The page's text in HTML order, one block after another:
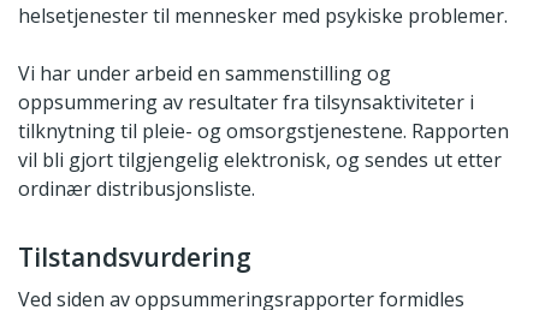
helsetjenester til mennesker med psykiske problemer.
Vi har under arbeid en sammenstilling og
oppsummering av resultater fra tilsynsaktiviteter i
tilknytning til pleie- og omsorgstjenestene. Rapporten
vil bli gjort tilgjengelig elektronisk, og sendes ut etter
ordinær distribusjonsliste.
Tilstandsvurdering
Ved siden av oppsummeringsrapporter formidles